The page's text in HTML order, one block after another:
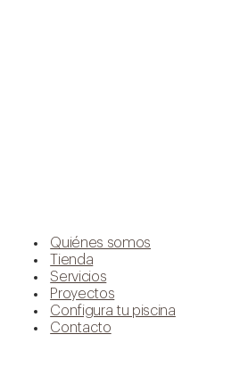
Quiénes somos
Tienda
Servicios
Proyectos
Configura tu piscina
Contacto